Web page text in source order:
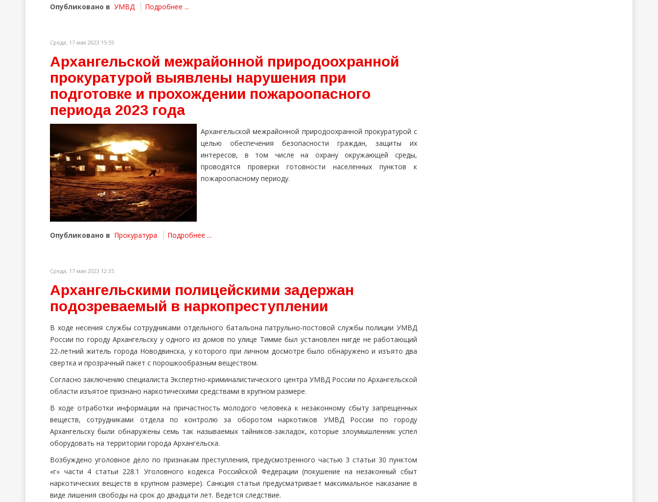
Опубликовано в УМВД Подробнее ...
Среда, 17 мая 2023 15:55
Архангельской межрайонной природоохранной
прокуратурой выявлены нарушения при
подготовке и прохождении пожароопасного
периода 2023 года
Архангельской межрайонной природоохранной прокуратурой с
целью обеспечения безопасности граждан, защиты их
интересов, в том числе на охрану окружающей среды,
проводятся проверки готовности населенных пунктов к
пожароопасному периоду.
Опубликовано в Прокуратура Подробнее ...
Среда, 17 мая 2023 12:35
Архангельскими полицейскими задержан
подозреваемый в наркопреступлении
В ходе несения службы сотрудниками отдельного батальона патрульно-постовой службы полиции УМВД
России по городу Архангельску у одного из домов по улице Тимме был установлен нигде не работающий
22-летний житель города Новодвинска, у которого при личном досмотре было обнаружено и изъято два
свертка и прозрачный пакет с порошкообразным веществом.
Согласно заключению специалиста Экспертно-криминалистического центра УМВД России по Архангельской
области изъятое признано наркотическими средствами в крупном размере.
В ходе отработки информации на причастность молодого человека к незаконному сбыту запрещенных
веществ, сотрудниками отдела по контролю за оборотом наркотиков УМВД России по городу
Архангельску были обнаружены семь так называемых тайников-закладок, которые злоумышленник успел
оборудовать на территории города Архангельска.
Возбуждено уголовное дело по признакам преступления, предусмотренного частью 3 статьи 30 пунктом
«г» части 4 статьи 228.1 Уголовного кодекса Российской Федерации (покушение на незаконный сбыт
наркотических веществ в крупном размере). Санкция статьи предусматривает максимальное наказание в
виде лишения свободы на срок до двадцати лет. Ведется следствие.